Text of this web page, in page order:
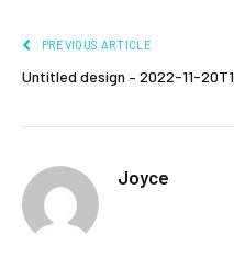
PREVIOUS ARTICLE
Untitled design – 2022-11-
Joyce